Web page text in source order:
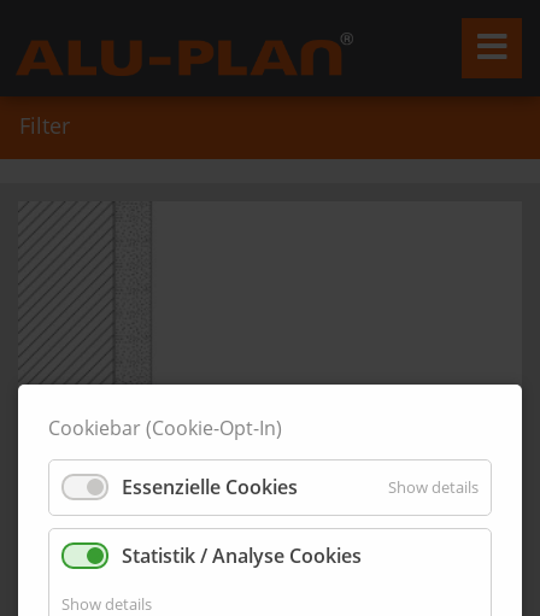
Filter
Cookiebar (Cookie-Opt-In)
Essenzielle Cookies Show details
Statistik / Analyse Cookies
Show details